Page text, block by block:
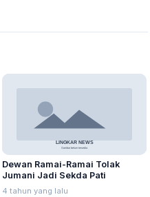
Dewan Ramai-Ramai Tolak
Jumani Jadi Sekda Pati
4 tahun yang lalu